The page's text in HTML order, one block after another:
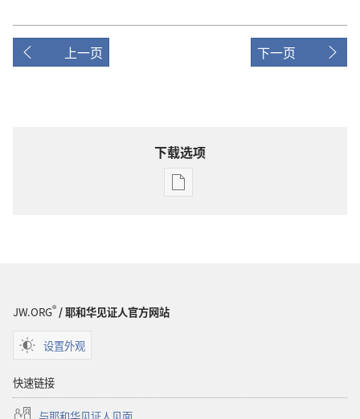
上一页 下一页
下载选项
电
2003
JW.ORG®/ 耶和华见证人官方网站
设置外观
快速链接